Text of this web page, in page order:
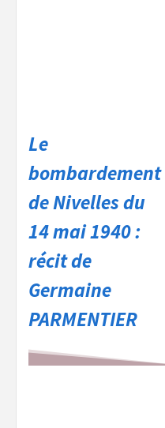
Le
bombardement
de Nivelles du
14 mai 1940 :
récit de
Germaine
PARMENTIER